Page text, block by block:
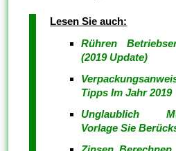
Lesen Sie auch:
Rühren
(2019 Update)
Tipps Im Jahr 2019
Unglaublich
Vorlage Sie